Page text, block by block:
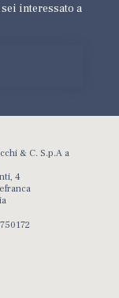
sei interessato a
& C. S.p.A a
4